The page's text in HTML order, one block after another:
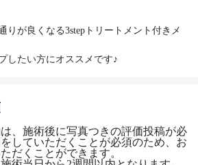
りが良くなる3stepトリートメント付きメ
したい方にオススメです♪
、施術後に写真つきの評価投稿が必
していただくことが必須のため、お
だくことができます。